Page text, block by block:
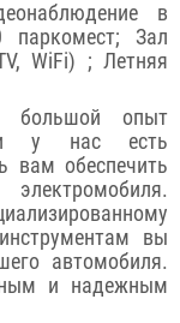
в
Зал
WiFi) ; Летняя
большой опыт
и у нас есть
вам обеспечить
вы
автомобиля.
и надежным